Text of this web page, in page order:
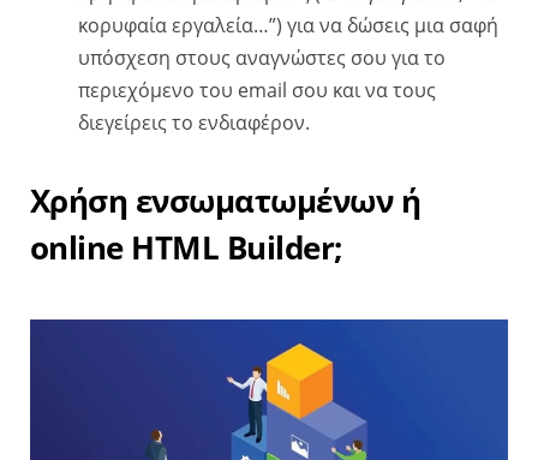
κορυφαία εργαλεία…”) για να δώσεις μια σαφή
υπόσχεση στους αναγνώστες σου για το
περιεχόμενο του email σου και να τους
διεγείρεις το ενδιαφέρον.
Χρήση ενσωματωμένων ή
online HTML Builder;